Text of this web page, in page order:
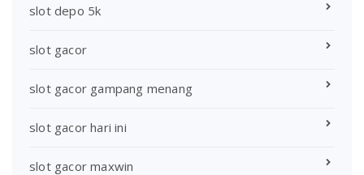
slot depo 5k
slot gacor
slot gacor gampang menang
slot gacor hari ini
slot gacor maxwin